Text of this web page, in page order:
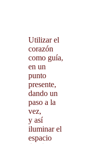
Utilizar el
corazón
como guía,
en un
punto
presente,
dando un
paso a la
vez,
y así
iluminar el
espacio